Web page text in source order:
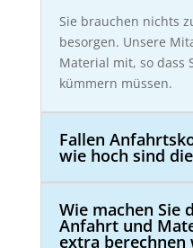
Sie brauchen nichts
besorgen. Unsere
Material mit, so dass
kümmern müssen.
Fallen
wie hoch sind
Wie machen Sie
Anfahrt und
extra berechnen